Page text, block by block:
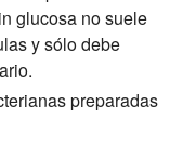
glucosa no suele
y sólo debe
preparadas